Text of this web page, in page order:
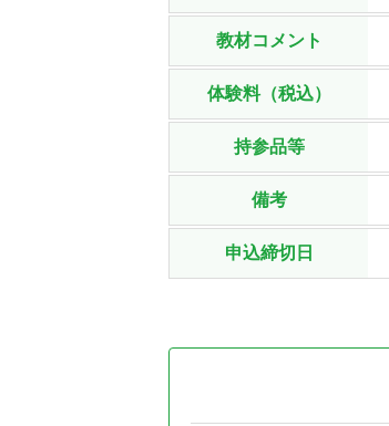
教材コメント
体験料（税込）
持参品等
備考
申込締切日